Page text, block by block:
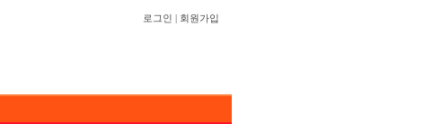
로그인 회원가입